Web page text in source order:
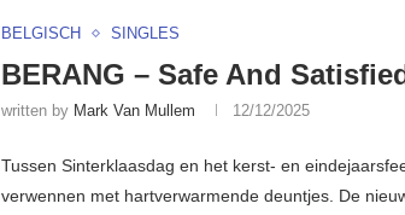
BELGISCH SINGLES
BERANG – Safe And
written by Mark Van Mullem 12/12/2025
Tussen Sinterklaasdag en het kerst- en
verwennen met hartverwarmende deuntjes. De